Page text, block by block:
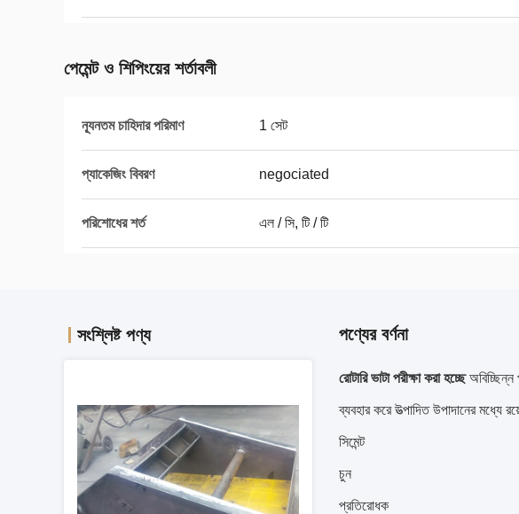
পেমেন্ট ও শিপিংয়ের শর্তাবলী
ন্যূনতম চাহিদার পরিমাণ 1 সেট
প্যাকেজিং বিবরণ negociated
পরিশোধের শর্ত এল / সি, টি / টি
সংশ্লিষ্ট পণ্য পণ্যের বর্ণনা
রোটারি ভাটা পরীক্ষা করা হচ্ছে
ব্যবহার করে উত্পাদিত উপাদানের মধ্যে
সিমেন্ট
চুন
প্রতিরোধক